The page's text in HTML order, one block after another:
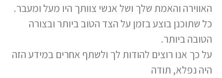
האווירה והאמת שלך ושל אנשי צוותך היו מעל ומעבר.
כל שתוכנן בוצע בזמן על הצד הטוב ביותר ובצורה
הטובה ביותר.
על כך אנו רוצים להודות לך ולשתף אחרים במידע הזה
היה נפלא, תודה